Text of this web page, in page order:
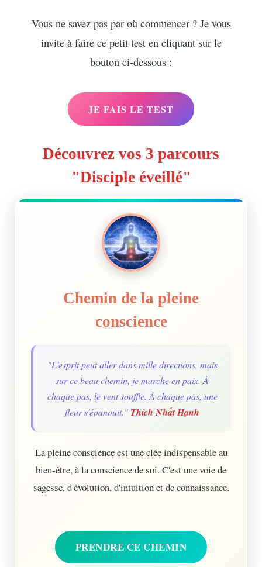
Vous ne savez pas par où commencer ? Je vous
invite à faire ce petit test en cliquant sur le
bouton ci-dessous :
JE FAIS LE TEST
Découvrez vos 3 parcours
"Disciple éveillé"
Chemin de la pleine
conscience
"L'esprit peut aller dans mille directions, mais
sur ce beau chemin, je marche en paix. À
chaque pas, le vent souffle. À chaque pas, une
fleur s'épanouit." Thích Nhất Hạnh
La pleine conscience est une clée indispensable au
bien-être, à la conscience de soi. C'est une voie de
sagesse, d'évolution, d'intuition et de connaissance.
PRENDRE CE CHEMIN